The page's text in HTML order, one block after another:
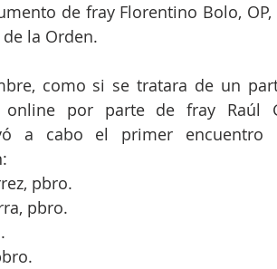
de fray Florentino Bolo,
la Orden.
como si se tratara de un
por parte de fray Raúl
a cabo el primer encuentro
pbro.
pbro.